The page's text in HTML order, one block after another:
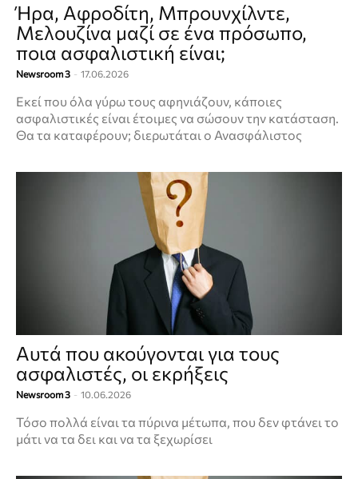
Ήρα, Αφροδίτη, Μπρουνχίλντε,
Μελουζίνα μαζί σε ένα πρόσωπο,
ποια ασφαλιστική είναι;
Newsroom 3 - 17.06.2026
Εκεί που όλα γύρω τους αφηνιάζουν, κάποιες
ασφαλιστικές είναι έτοιμες να σώσουν την κατάσταση.
Θα τα καταφέρουν; διερωτάται ο Ανασφάλιστος
Αυτά που ακούγονται για τους
ασφαλιστές, οι εκρήξεις
Newsroom 3 - 10.06.2026
Τόσο πολλά είναι τα πύρινα μέτωπα, που δεν φτάνει το
μάτι να τα δει και να τα ξεχωρίσει